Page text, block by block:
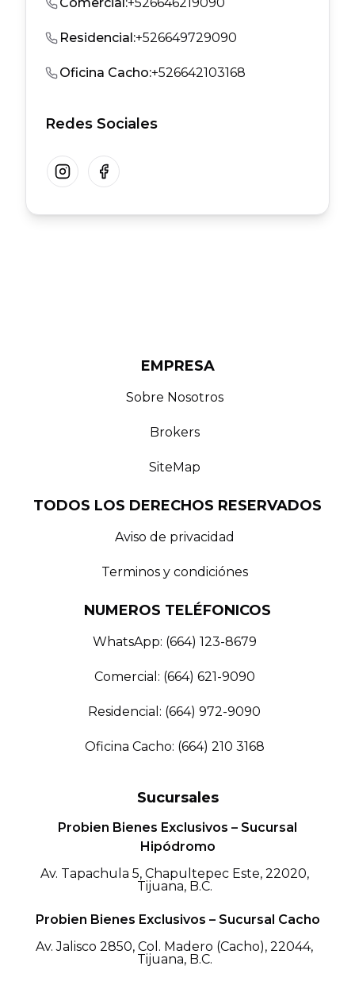
Residencial:+526649729090
Oficina Cacho:+526642103168
Redes Sociales
InstagramFacebook
EMPRESA
Sobre Nosotros
Brokers
SiteMap
TODOS LOS DERECHOS RESERVADOS
Aviso de privacidad
Terminos y condiciónes
NUMEROS TELÉFONICOS
WhatsApp: (664) 123-8679
Comercial: (664) 621-9090
Residencial: (664) 972-9090
Oficina Cacho: (664) 210 3168
Sucursales
Probien Bienes Exclusivos – Sucursal
Hipódromo
Av. Tapachula 5, Chapultepec Este, 22020,
Tijuana, B.C.
Probien Bienes Exclusivos – Sucursal Cacho
Av. Jalisco 2850, Col. Madero (Cacho), 22044,
Tijuana, B.C.